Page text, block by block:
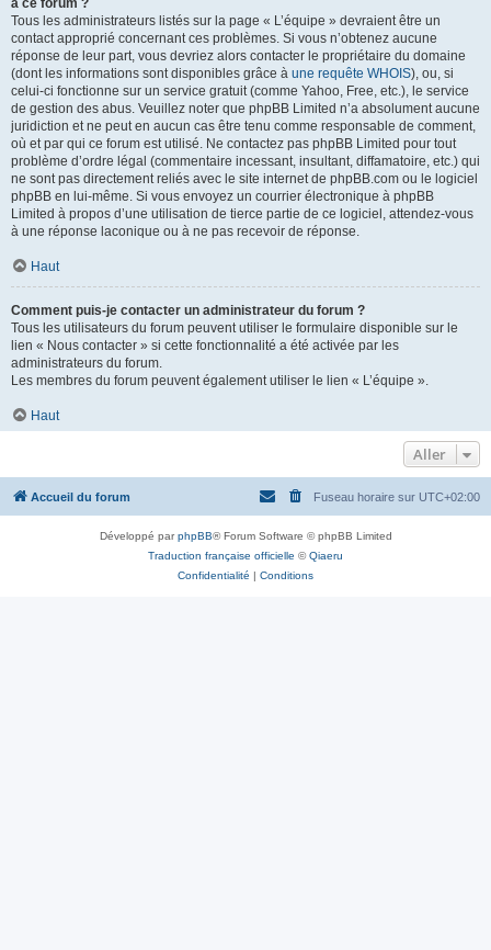
à ce forum ?
Tous les administrateurs listés sur la page « L’équipe » devraient être un
contact approprié concernant ces problèmes. Si vous n’obtenez aucune
réponse de leur part, vous devriez alors contacter le propriétaire du domaine
(dont les informations sont disponibles grâce à une requête WHOIS), ou, si
celui-ci fonctionne sur un service gratuit (comme Yahoo, Free, etc.), le service
de gestion des abus. Veuillez noter que phpBB Limited n’a absolument aucune
juridiction et ne peut en aucun cas être tenu comme responsable de comment,
où et par qui ce forum est utilisé. Ne contactez pas phpBB Limited pour tout
problème d’ordre légal (commentaire incessant, insultant, diffamatoire, etc.) qui
ne sont pas directement reliés avec le site internet de phpBB.com ou le logiciel
phpBB en lui-même. Si vous envoyez un courrier électronique à phpBB
Limited à propos d’une utilisation de tierce partie de ce logiciel, attendez-vous
à une réponse laconique ou à ne pas recevoir de réponse.
Haut
Comment puis-je contacter un administrateur du forum ?
Tous les utilisateurs du forum peuvent utiliser le formulaire disponible sur le
lien « Nous contacter » si cette fonctionnalité a été activée par les
administrateurs du forum.
Les membres du forum peuvent également utiliser le lien « L’équipe ».
Haut
Aller
Accueil du forum Fuseau horaire sur UTC+02:00
Développé parphpBB® Forum Software © phpBB Limited
Traduction française officielle ©Qiaeru
Confidentialité | Conditions